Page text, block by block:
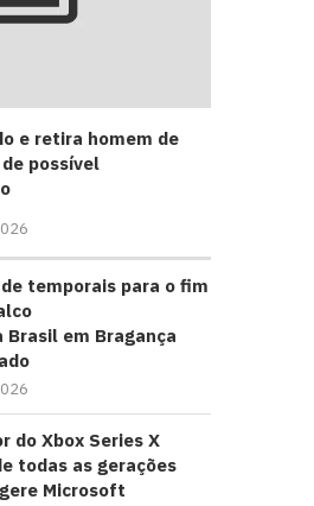
e retira homem de
possível
temporais para o fim
Brasil em Bragança
do Xbox Series X
todas as gerações
Microsoft